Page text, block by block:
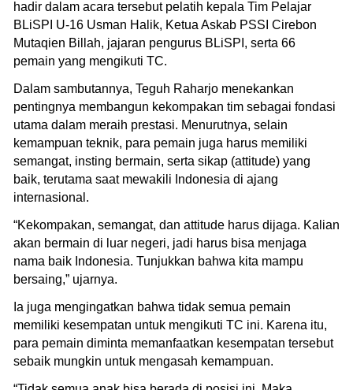
hadir dalam acara tersebut pelatih kepala Tim Pelajar
BLiSPI U-16 Usman Halik, Ketua Askab PSSI Cirebon
Mutaqien Billah, jajaran pengurus BLiSPI, serta 66
pemain yang mengikuti TC.
Dalam sambutannya, Teguh Raharjo menekankan
pentingnya membangun kekompakan tim sebagai fondasi
utama dalam meraih prestasi. Menurutnya, selain
kemampuan teknik, para pemain juga harus memiliki
semangat, insting bermain, serta sikap (attitude) yang
baik, terutama saat mewakili Indonesia di ajang
internasional.
“Kekompakan, semangat, dan attitude harus dijaga. Kalian
akan bermain di luar negeri, jadi harus bisa menjaga
nama baik Indonesia. Tunjukkan bahwa kita mampu
bersaing,” ujarnya.
Ia juga mengingatkan bahwa tidak semua pemain
memiliki kesempatan untuk mengikuti TC ini. Karena itu,
para pemain diminta memanfaatkan kesempatan tersebut
sebaik mungkin untuk mengasah kemampuan.